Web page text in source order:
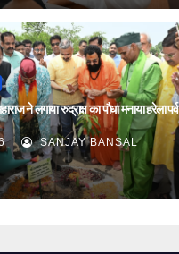
ने लगाया रुद्राक्ष का पौधा मनाया हरेला पर्व
SANJAY BANSAL